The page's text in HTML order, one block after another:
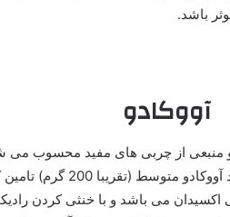
باشد.
اکسیدان می باشد و با خنثی کردن